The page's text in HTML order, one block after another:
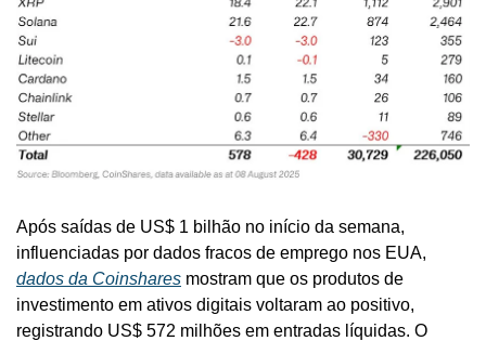
Após saídas de US$ 1 bilhão no início da semana,
dados da Coinshares mostram que os produtos de
investimento em ativos digitais voltaram ao positivo,
registrando US$ 572 milhões em entradas líquidas. O